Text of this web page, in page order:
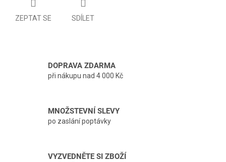
ZEPTAT SE SDÍLET
DOPRAVA ZDARMA
při nákupu nad 4 000 Kč
MNOŽSTEVNÍ SLEVY
po zaslání poptávky
VYZVEDNĚTE SI ZBOŽÍ